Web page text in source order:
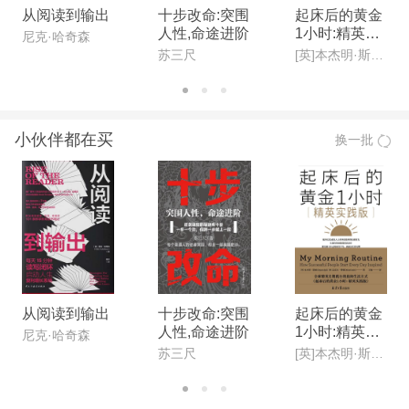
从阅读到输出
尼克·哈奇森
十步改命:突围
人性,命途进阶
苏三尺
起床后的黄金
1小时:精英实
践版
[英]本杰明·斯帕(Benjamin Spall),[德]迈克尔·赞德(Michael Xander)
小伙伴都在买 换一批
从阅读到输出
尼克·哈奇森
十步改命:突围
人性,命途进阶
苏三尺
起床后的黄金
1小时:精英实
践版
[英]本杰明·斯帕(Benjamin Spall),[德]迈克尔·赞德(Michael Xander)